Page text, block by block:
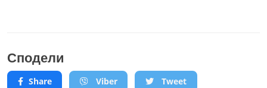
Сподели
Share Viber
Tweet